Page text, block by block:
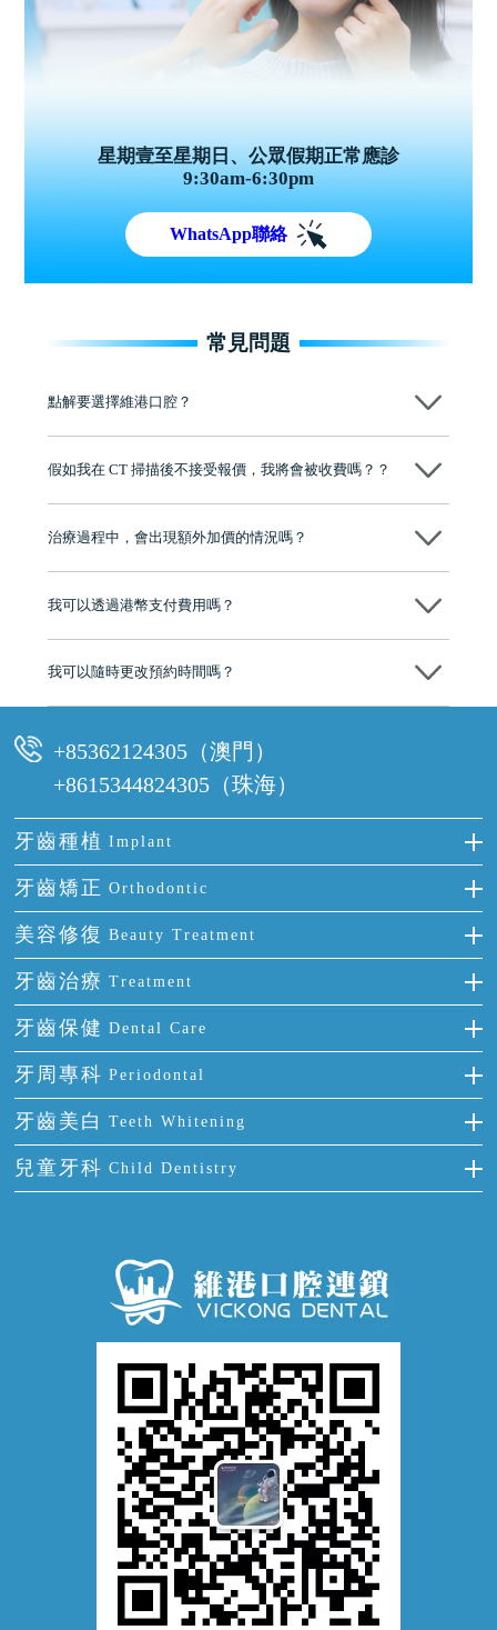
星期壹至星期日、公眾假期正常應診
9:30am-6:30pm
WhatsApp聯絡
常見問題
點解要選擇維港口腔？
維港口腔踐行「醫道濟世」的大學校訓，各分院匯聚來自香港、內地的
牌」、「2025香港企業領袖品牌」，是諾貝爾種植系統全球放心植牙中
至今已服務超過三十個國家和地區的顧客，受到粵港澳大灣區及周邊城
市市民極高的口碑評價及信任推薦 珠海、深圳設有八大分院，香港亦設
有咨詢及服務保障中心，有任何問題都可以隨時預約免費咨詢，讓人十
假如我在 CT 掃描後不接受報價，我將會被收費嗎？？
治療過程中，會出現額外加價的情況嗎？
我可以透過港幣支付費用嗎？
我可以隨時更改預約時間嗎？
可以，請盡早通過wechat或whatsapp聯絡我們，告知我們你原本預約的
+85362124305（澳門）
+8615344824305（珠海）
牙齒種植 Implant
種牙
單顆牙缺失
門牙缺失
多顆牙缺失
半口缺失
全口缺失
牙齒矯正 Orthodontic
隱形箍牙
前牙反頜
牙齒擁擠
牙齒前突
牙齒稀疏
美容修復 Beauty Treatment
全瓷牙
烤瓷牙
氟斑牙
四環素牙
活動假牙
牙貼面
牙齒治療 Treatment
補牙
智齒
根管治療
拔牙
牙痛
牙齒保健 Dental Care
正確刷牙
全國愛牙日
預防牙病
牙科通識
牙周專科 Periodontal
牙周炎
牙齦出血
牙齦炎
牙齦萎縮
牙齒美白 Teeth Whitening
冷光美白
兒童牙科 Child Dentistry